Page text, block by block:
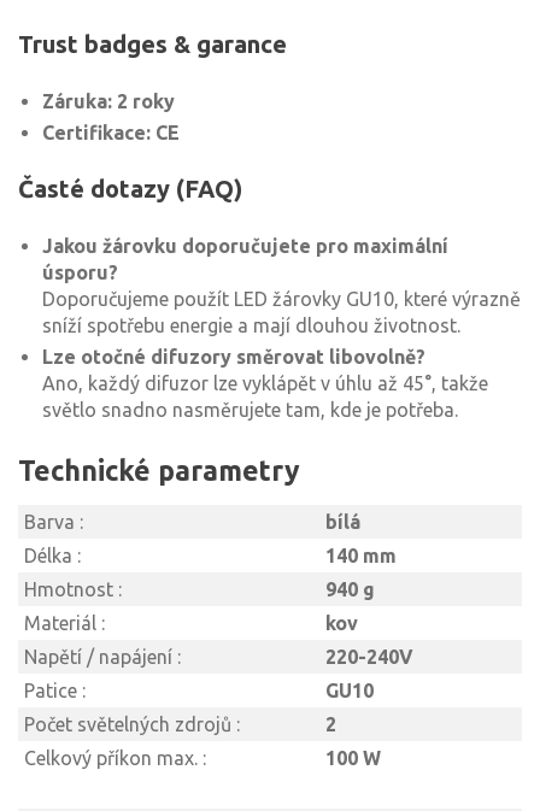
Trust badges & garance
Záruka: 2 roky
Certifikace: CE
Časté dotazy (FAQ)
Jakou žárovku doporučujete pro maximální
úsporu?
Doporučujeme použít LED žárovky GU10, které výrazně
sníží spotřebu energie a mají dlouhou životnost.
Lze otočné difuzory směrovat libovolně?
Ano, každý difuzor lze vyklápět v úhlu až 45°, takže
světlo snadno nasměrujete tam, kde je potřeba.
Technické parametry
Barva :
bílá
Délka :
140 mm
Hmotnost :
940 g
Materiál :
kov
Napětí / napájení :
220-240V
Patice :
GU10
Počet světelných zdrojů :
2
Celkový příkon max. :
100 W